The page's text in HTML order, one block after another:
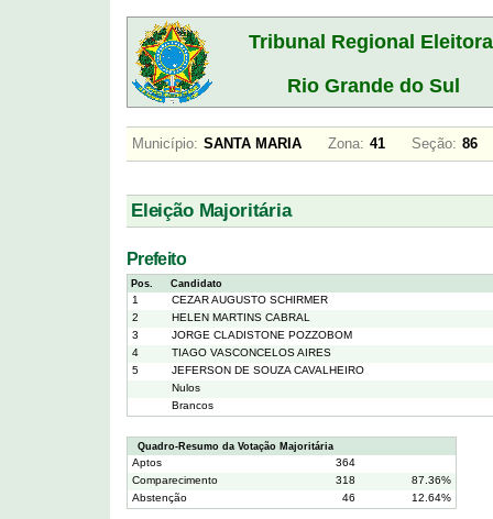
Tribunal Regional
Rio Grande do Sul
Município: SANTA MARIA Zona: 41 Seção:
Eleição Majoritária
Prefeito
Pos. Candidato
1
CEZAR AUGUSTO SCHIRMER
2
HELEN MARTINS CABRAL
3
JORGE CLADISTONE POZZOBOM
4
TIAGO VASCONCELOS AIRES
5
JEFERSON DE SOUZA CAVALHEIRO
Nulos
Brancos
Quadro-Resumo da Votação Majoritária
Aptos
364
Comparecimento
318
87.36%
Abstenção
46 12.64%